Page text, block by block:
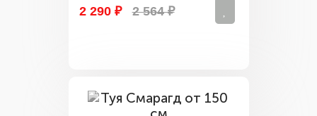
2 290 ₽ 2 564 ₽